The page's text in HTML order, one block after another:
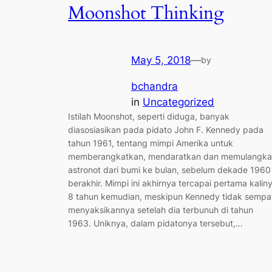
Moonshot Thinking
May 5, 2018—by
bchandra
in Uncategorized
Istilah Moonshot, seperti diduga, banyak
diasosiasikan pada pidato John F. Kennedy pada
tahun 1961, tentang mimpi Amerika untuk
memberangkatkan, mendaratkan dan
astronot dari bumi ke bulan, sebelum dekade 1960
berakhir. Mimpi ini akhirnya tercapai pertama
8 tahun kemudian, meskipun Kennedy tidak
menyaksikannya setelah dia terbunuh di tahun
1963. Uniknya, dalam pidatonya tersebut,…